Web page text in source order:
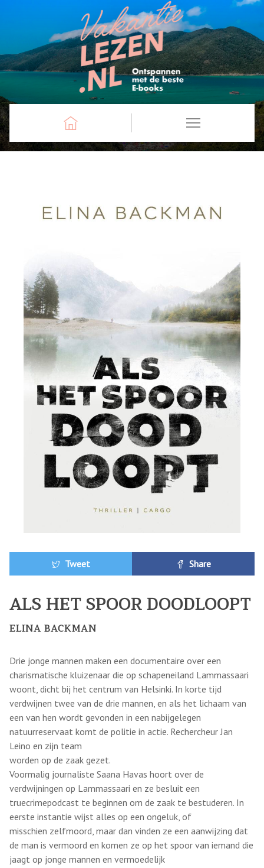
Tweet Share
ALS HET SPOOR DOODLOOPT
ELINA BACKMAN
Drie jonge mannen maken een documentaire over een
charismatische kluizenaar die op schapeneiland Lammassaari
woont, dicht bij het centrum van Helsinki. In korte tijd
verdwijnen twee van de drie mannen, en als het lichaam van
een van hen wordt gevonden in een nabijgelegen
natuurreservaat komt de politie in actie. Rechercheur Jan
Leino en zijn team
worden op de zaak gezet.
Voormalig journaliste Saana Havas hoort over de
verdwijningen op Lammassaari en ze besluit een
truecrimepodcast te beginnen om de zaak te bestuderen. In
eerste instantie wijst alles op een ongeluk, of
misschien zelfmoord, maar dan vinden ze een aanwijzing dat
de man is vermoord en komen ze op het spoor van iemand die
jaagt op jonge mannen en vermoedelijk